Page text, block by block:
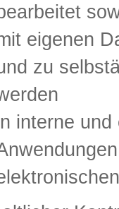
eigenen
zu
interne